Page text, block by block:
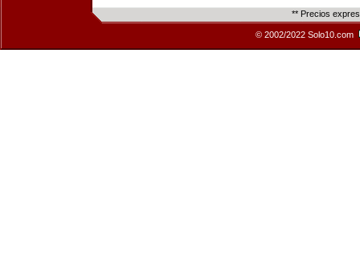
** Precios
© 2002/2022 Solo10.com